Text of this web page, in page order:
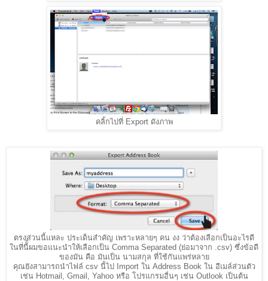
คลิ้กไปที่ Export ดังภาพ
ตรงส่วนนี้แหละ ประเด็นสำคัญ เพราะหลายๆ คน งง ว่าต้องเลือกเป็นอะไรดี
ในที่นีั้ผมขอแนะนำให้เลือกเป็น Comma Separated (ย่อมาจาก .csv) ซึ่งข้อดี
ของมัน คือ มันเป็น นามสกุล ที่ใช้กันแพร่หลาย
คุณยังสามารถนำไฟล์ csv นี้ไป Import ใน Address Book ใน อีเมล์ส่วนตัว
เช่น Hotmail, Gmail, Yahoo หรือ โปรแกรมอื่นๆ เช่น Outlook เป็นต้น